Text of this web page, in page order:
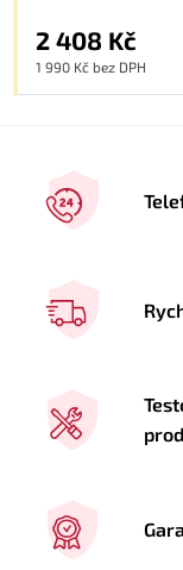
2 408 Kč
1 990 Kč bez DPH